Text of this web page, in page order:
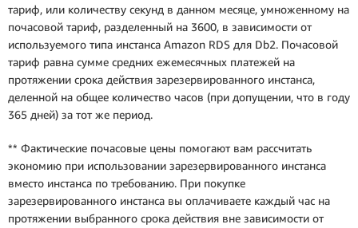
тариф, или количеству секунд в данном месяце, умноженному на
почасовой тариф, разделенный на 3600, в зависимости от
используемого типа инстанса Amazon RDS для Db2. Почасовой
тариф равна сумме средних ежемесячных платежей на
протяжении срока действия зарезервированного инстанса,
деленной на общее количество часов (при допущении, что в году
365 дней) за тот же период.
** Фактические почасовые цены помогают вам рассчитать
экономию при использовании зарезервированного инстанса
вместо инстанса по требованию. При покупке
зарезервированного инстанса вы оплачиваете каждый час на
протяжении выбранного срока действия вне зависимости от